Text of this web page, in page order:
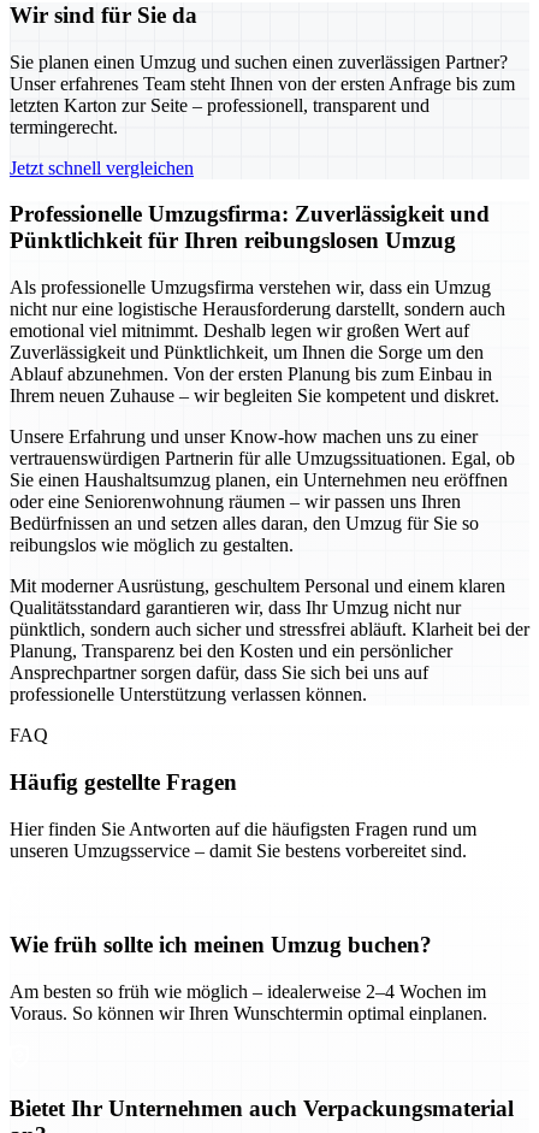
Wir sind für Sie da
Sie planen einen Umzug und suchen einen zuverlässigen Partner?
Unser erfahrenes Team steht Ihnen von der ersten Anfrage bis zum
letzten Karton zur Seite – professionell, transparent und
termingerecht.
Jetzt schnell vergleichen
Professionelle Umzugsfirma: Zuverlässigkeit und
Pünktlichkeit für Ihren reibungslosen Umzug
Als professionelle Umzugsfirma verstehen wir, dass ein Umzug
nicht nur eine logistische Herausforderung darstellt, sondern auch
emotional viel mitnimmt. Deshalb legen wir großen Wert auf
Zuverlässigkeit und Pünktlichkeit, um Ihnen die Sorge um den
Ablauf abzunehmen. Von der ersten Planung bis zum Einbau in
Ihrem neuen Zuhause – wir begleiten Sie kompetent und diskret.
Unsere Erfahrung und unser Know-how machen uns zu einer
vertrauenswürdigen Partnerin für alle Umzugssituationen. Egal, ob
Sie einen Haushaltsumzug planen, ein Unternehmen neu eröffnen
oder eine Seniorenwohnung räumen – wir passen uns Ihren
Bedürfnissen an und setzen alles daran, den Umzug für Sie so
reibungslos wie möglich zu gestalten.
Mit moderner Ausrüstung, geschultem Personal und einem klaren
Qualitätsstandard garantieren wir, dass Ihr Umzug nicht nur
pünktlich, sondern auch sicher und stressfrei abläuft. Klarheit bei der
Planung, Transparenz bei den Kosten und ein persönlicher
Ansprechpartner sorgen dafür, dass Sie sich bei uns auf
professionelle Unterstützung verlassen können.
FAQ
Häufig gestellte Fragen
Hier finden Sie Antworten auf die häufigsten Fragen rund um
unseren Umzugsservice – damit Sie bestens vorbereitet sind.
Wie früh sollte ich meinen Umzug buchen?
Am besten so früh wie möglich – idealerweise 2–4 Wochen im
Voraus. So können wir Ihren Wunschtermin optimal einplanen.
Bietet Ihr Unternehmen auch Verpackungsmaterial